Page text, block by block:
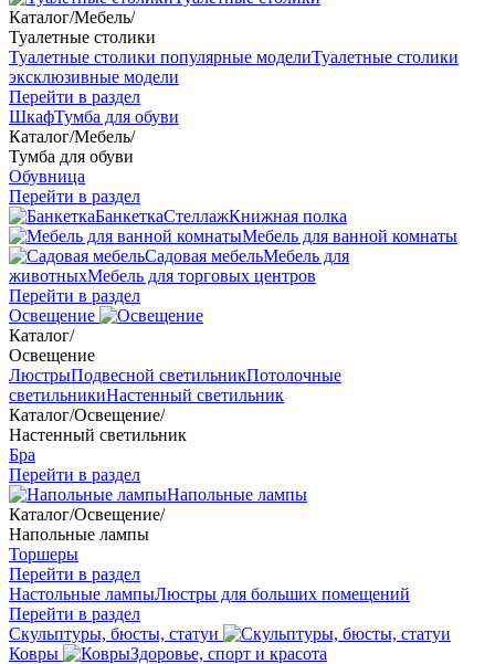
Каталог/Мебель/
Туалетные столики
Туалетные столики популярные моделиТуалетные столики
эксклюзивные модели
Перейти в раздел
ШкафТумба для обуви
Каталог/Мебель/
Тумба для обуви
Обувница
Перейти в раздел
БанкеткаСтеллажКнижная полка
Мебель для ванной комнаты
Садовая мебельМебель для
животныхМебель для торговых центров
Перейти в раздел
Освещение
Каталог/
Освещение
ЛюстрыПодвесной светильникПотолочные
светильникиНастенный светильник
Каталог/Освещение/
Настенный светильник
Бра
Перейти в раздел
Напольные лампы
Каталог/Освещение/
Напольные лампы
Торшеры
Перейти в раздел
Настольные лампыЛюстры для больших помещений
Перейти в раздел
Скульптуры, бюсты, статуи
Ковры
Здоровье, спорт и красота